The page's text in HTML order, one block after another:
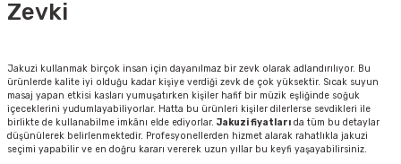
Zevki
Jakuzi kullanmak birçok insan için dayanılmaz bir zevk olarak adlandırılıyor. Bu
ürünlerde kalite iyi olduğu kadar kişiye verdiği zevk de çok yüksektir. Sıcak suyun
masaj yapan etkisi kasları yumuşatırken kişiler hafif bir müzik eşliğinde soğuk
içeceklerini yudumlayabiliyorlar. Hatta bu ürünleri kişiler dilerlerse sevdikleri ile
birlikte de kullanabilme imkânı elde ediyorlar. Jakuzi fiyatları da tüm bu detaylar
düşünülerek belirlenmektedir. Profesyonellerden hizmet alarak rahatlıkla jakuzi
seçimi yapabilir ve en doğru kararı vererek uzun yıllar bu keyfi yaşayabilirsiniz.